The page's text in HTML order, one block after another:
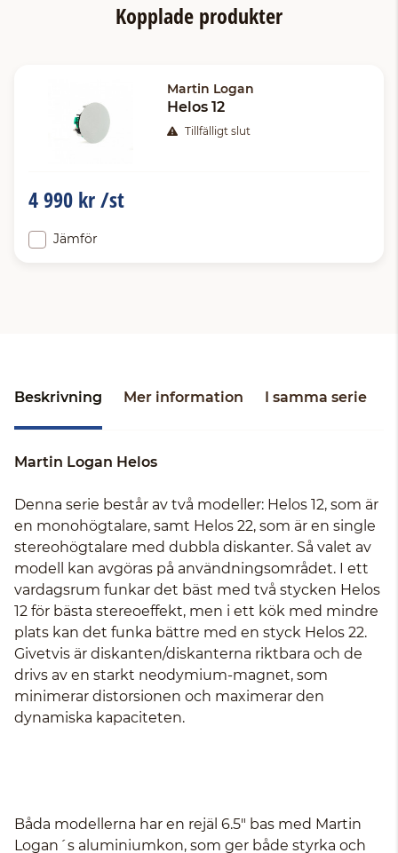
Kopplade produkter
Martin Logan
Helos 12
Tillfälligt slut
4 990 kr /st
Jämför
Beskrivning Mer information I samma serie
Martin Logan Helos
Denna serie består av två modeller: Helos 12, som är
en monohögtalare, samt Helos 22, som är en single
stereohögtalare med dubbla diskanter. Så valet av
modell kan avgöras på användningsområdet. I ett
vardagsrum funkar det bäst med två stycken Helos
12 för bästa stereoeffekt, men i ett kök med mindre
plats kan det funka bättre med en styck Helos 22.
Givetvis är diskanten/diskanterna riktbara och de
drivs av en starkt neodymium-magnet, som
minimerar distorsionen och maximerar den
dynamiska kapaciteten.
Båda modellerna har en rejäl 6.5" bas med Martin
Logan´s aluminiumkon, som ger både styrka och